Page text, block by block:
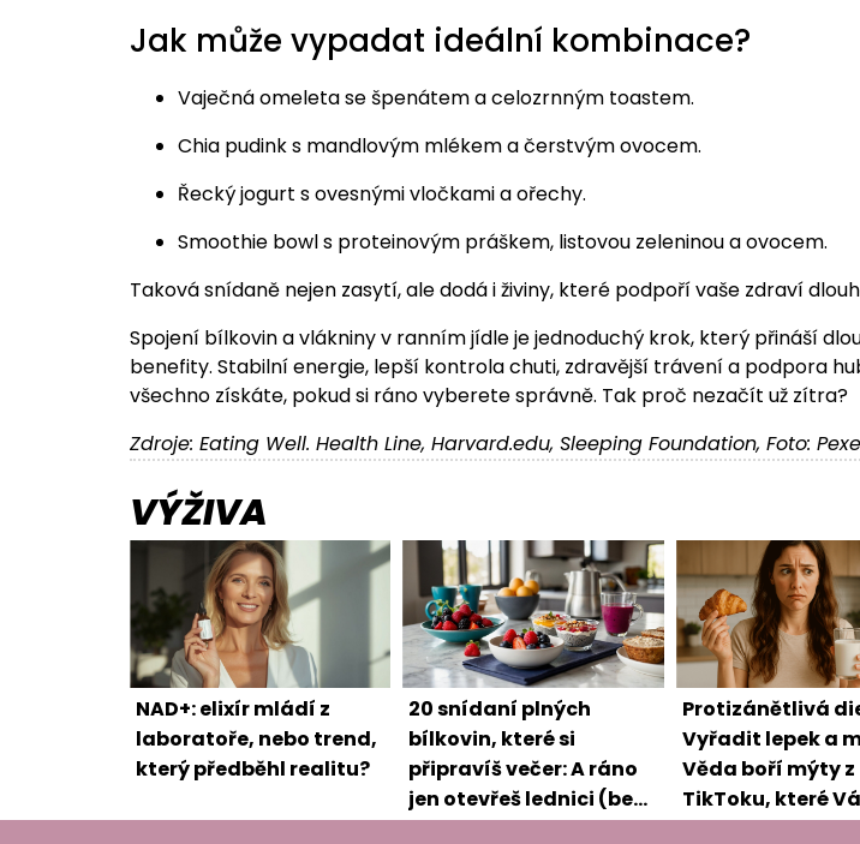
Jak může vypadat ideální kombinace?
Vaječná omeleta se špenátem a celozrnným toastem.
Chia pudink s mandlovým mlékem a čerstvým ovocem.
Řecký jogurt s ovesnými vločkami a ořechy.
Smoothie bowl s proteinovým práškem, listovou zeleninou a ovocem.
Taková snídaně nejen zasytí, ale dodá i živiny, které podpoří vaše zdraví
Spojení bílkovin a vlákniny v ranním jídle je jednoduchý krok, který přináší
benefity. Stabilní energie, lepší kontrola chuti, zdravější trávení a podpora
všechno získáte, pokud si ráno vyberete správně. Tak proč nezačít už zítra?
Zdroje: Eating Well. Health Line, Harvard.edu, Sleeping Foundation, Foto:
VÝŽIVA
NAD+: elixír mládí z
laboratoře, nebo trend,
který předběhl realitu?
20 snídaní plných
bílkovin, které si
připravíš večer: A ráno
jen otevřeš lednici (bez
ovesné kaše)
Protizánětlivá
Vyřadit lepek a
Věda boří mýty z
TikToku, které
zbytečně